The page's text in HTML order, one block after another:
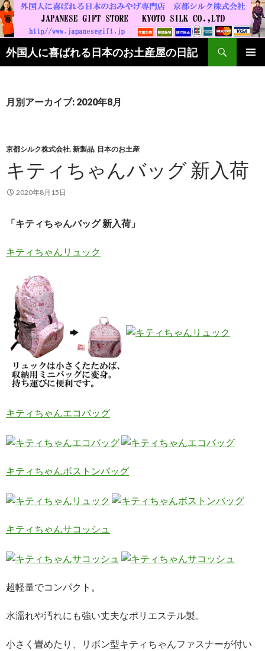
外国人に喜ばれる日本のお土産屋の日記
検索
月別アーカイブ: 2020年8月
京都シルク株式会社, 新製品, 日本のお土産
キティちゃんバッグ 新入荷
2020年8月15日
「キティちゃんバッグ 新入荷」
キティちゃんリュック
キティちゃんエコバッグ
キティちゃんボストンバッグ
キティちゃんサコッシュ
超軽量でコンパクト。
水濡れや汚れにも強い丈夫なポリエステル製。
小さく畳めたり、リボン型キティちゃんファスナーが付い